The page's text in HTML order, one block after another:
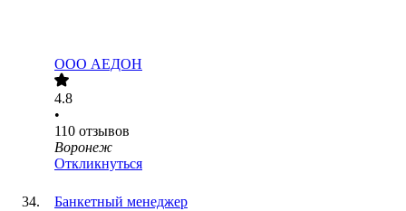
ООО АЕДОН
4.8
•
110 отзывов
Воронеж
Откликнуться
Банкетный менеджер